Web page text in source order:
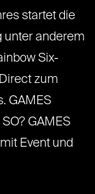
startet die
unter anderem
Six-
zum
GAMES
GAMES
Event und